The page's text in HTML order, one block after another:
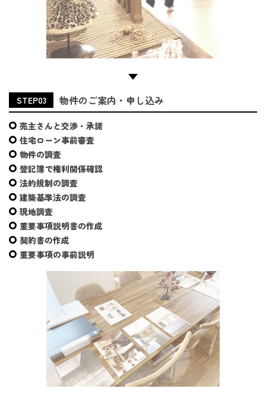
STEP03 物件のご案内・申し込み
売主さんと交渉・承諾
住宅ローン事前審査
物件の調査
登記簿で権利関係確認
法的規制の調査
建築基準法の調査
現地調査
重要事項説明書の作成
契約書の作成
重要事項の事前説明